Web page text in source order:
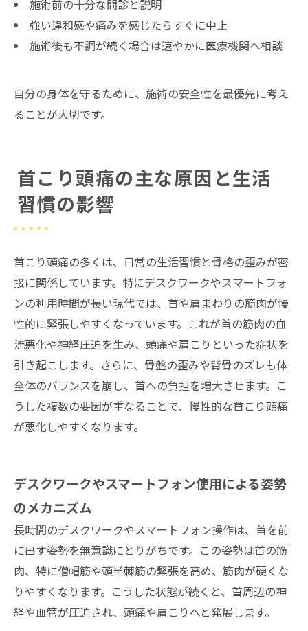
施術前の十分な問診と説明
強い違和感や痛みを感じたらすぐに中止
施術後も不調が続く場合は速やかに医療機関へ相談
自分の身体を守るために、施術の安全性を最優先に考え
ることが大切です。
首こり頭痛の主な原因と生活
習慣の影響
首こり頭痛の多くは、日常の生活習慣と骨格の歪みが密
接に関係しています。特にデスクワークやスマートフォ
ンの利用時間が長い現代では、首や肩まわりの筋肉が慢
性的に緊張しやすくなっています。これが首の筋肉の血
流悪化や神経圧迫を生み、頭痛や肩こりといった症状を
引き起こします。さらに、骨盤の歪みや背骨のズレも体
全体のバランスを崩し、首への負担を増大させます。こ
うした複数の要因が重なることで、慢性的な首こり頭痛
が悪化しやすくなります。
デスクワークやスマートフォン使用による姿勢
のメカニズム
長時間のデスクワークやスマートフォン操作は、首を前
に出す姿勢を無意識にとりがちです。この姿勢は首の筋
肉、特に僧帽筋や頭半棘筋の緊張を高め、筋肉が硬くな
りやすくなります。こうした状態が続くと、首周辺の神
経や血管が圧迫され、頭痛や肩こりへと発展します。